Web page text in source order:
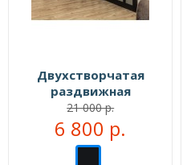
Двухстворчатая
раздвижная
перегородка №104333
21 000 р.
6 800 р.